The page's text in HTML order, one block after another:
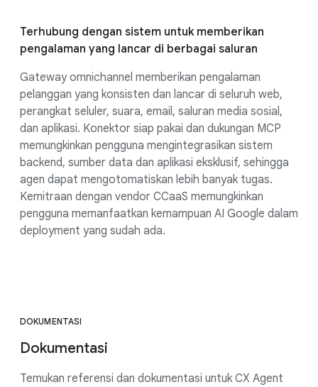
Terhubung dengan sistem untuk memberikan
pengalaman yang lancar di berbagai saluran
Gateway omnichannel memberikan pengalaman
pelanggan yang konsisten dan lancar di seluruh web,
perangkat seluler, suara, email, saluran media sosial,
dan aplikasi. Konektor siap pakai dan dukungan MCP
memungkinkan pengguna mengintegrasikan sistem
backend, sumber data dan aplikasi eksklusif, sehingga
agen dapat mengotomatiskan lebih banyak tugas.
Kemitraan dengan vendor CCaaS memungkinkan
pengguna memanfaatkan kemampuan AI Google dalam
deployment yang sudah ada.
DOKUMENTASI
Dokumentasi
Temukan referensi dan dokumentasi untuk CX Agent